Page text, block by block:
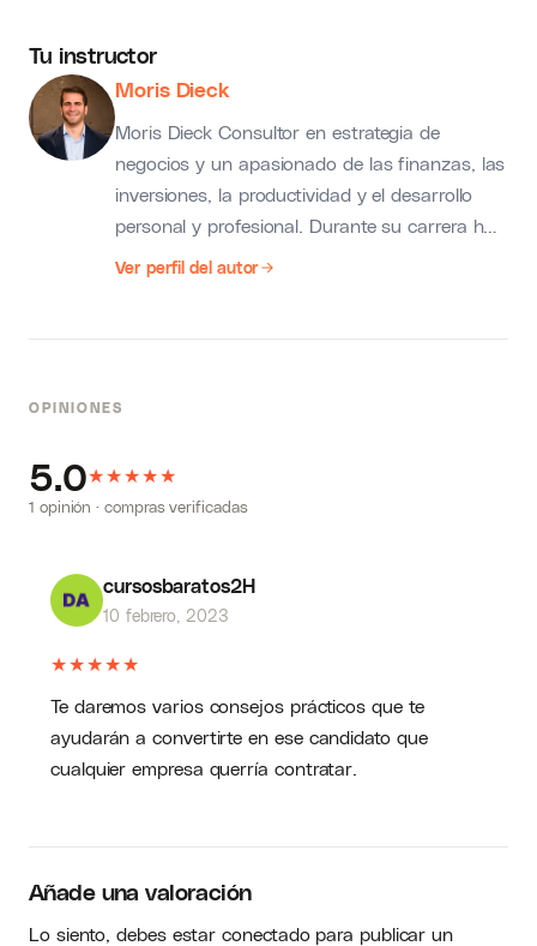
Tu instructor
Moris Dieck
Moris Dieck Consultor en estrategia de
negocios y un apasionado de las finanzas, las
inversiones, la productividad y el desarrollo
personal y profesional. Durante su carrera ha
asesorado a miles de personas para que
Egresado del ITESM Campus Monterrey en el
Sistemas. En el 2015 egresó como Máster en
Desarrollo Organizacional por la UDEM. Con
finanzas y en distintas áreas de recursos
humanos como Atracción de Talento,
Capacitación y Administración del
Ver perfil del autor
OPINIONES
5.0★★★★★
1 opinión · compras verificadas
cursosbaratos2H
10 febrero, 2023
★★★★★
Te daremos varios consejos prácticos que te
ayudarán a convertirte en ese candidato que
cualquier empresa querría contratar.
Añade una valoración
Lo siento, debes estarconectadopara publicar un